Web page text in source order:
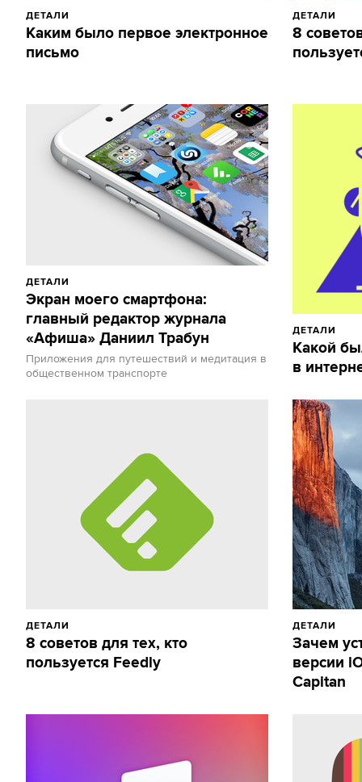
ДЕТАЛИ
Каким было первое электронное
письмо
ДЕТАЛИ
8
ДЕТАЛИ
Экран моего смартфона:
главный редактор журнала
«Афиша» Даниил Трабун
Приложения для путешествий и медитация в
общественном транспорте
ДЕТАЛИ
8 советов для тех, кто
пользуется Feedly
ДЕТАЛИ
Какой
в
ДЕТАЛИ
Зачем
версии
Capitan